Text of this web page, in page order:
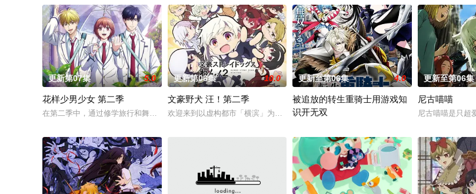
更新第07集 5.0
花样少男少女 第二季
在第二季中，通过修学旅行和舞会等在原作中广受欢迎的篇章，细腻地描绘了瑞稀、佐野、中津三
更新第06集 10.0
文豪野犬 汪！第二季
欢迎来到以虚构都市「横滨」为舞台，一众如同疯跑乱咬、四处乱窜的迷途犬们，热热闹闹
更新至第06集 4.0
被追放的转生重骑士用游戏知
识开无双
更新至第06集
尼古喵喵
尼古喵喵是只超